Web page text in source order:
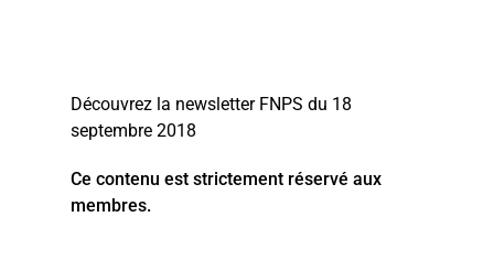
Découvrez la newsletter FNPS du 18
septembre 2018
Ce contenu est strictement réservé aux
membres.